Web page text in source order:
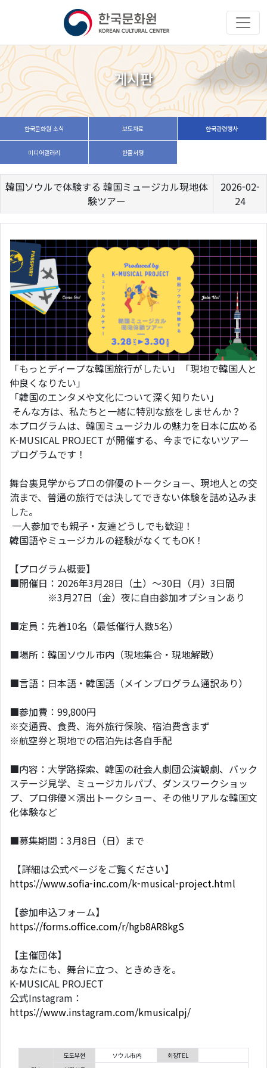
게시판
한국문화원 소식 보도자료 한국관련행사
미디어갤러리 한줄서평
韓国ソウルで体験する 韓国ミュージカル現地体
験ツアー
2026-02-
24
「もっとディープな韓国旅行がしたい」「現地で韓国人と
仲良くなりたい」
「韓国のエンタメや文化について深く知りたい」
そんな方は、私たちと一緒に特別な旅をしませんか？
本プログラムは、韓国ミュージカルの魅力を日本に広める
K-MUSICAL PROJECT が開催する、今までにないツアー
プログラムです！
舞台裏見学からプロの俳優のトークショー、現地人との交
流まで、普通の旅行では決してできない体験を詰め込みま
した。
一人参加でも親子・友達どうしでも歓迎！
韓国語やミュージカルの経験がなくてもOK！
【プログラム概要】
■開催日：2026年3月28日（土）～30日（月）3日間
※3月27日（金）夜に自由参加オプションあり
■定員：先着10名（最低催行人数5名）
■場所：韓国ソウル市内（現地集合・現地解散）
■言語：日本語・韓国語（メインプログラム通訳あり）
■参加費：99,800円
※交通費、食費、海外旅行保険、宿泊費含まず
※航空券と現地での宿泊先は各自手配
■内容：大学路探索、韓国の社会人劇団公演観劇、バック
ステージ見学、ミュージカルパブ、ダンスワークショッ
プ、プロ俳優×演出トークショー、その他リアルな韓国文
化体験など
■募集期間：3月8日（日）まで
【詳細は公式ページをご覧ください】
https://www.sofia-inc.com/k-musical-project.html
【参加申込フォーム】
https://forms.office.com/r/hgb8AR8kgS
【主催団体】
あなたにも、舞台に立つ、ときめきを。
K-MUSICAL PROJECT
公式Instagram：
https://www.instagram.com/kmusicalpj/
도도부현 ソウル市内
회장TEL